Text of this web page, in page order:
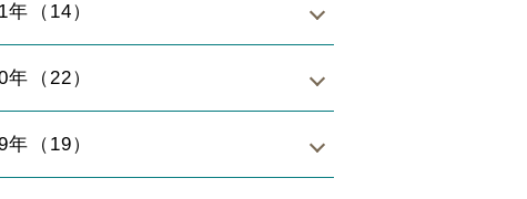
年（14）
年（22）
年（19）